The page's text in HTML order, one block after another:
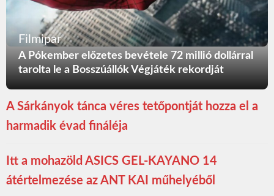
Filmipar
A Pókember előzetes bevétele 72 millió dollárral
tarolta le a Bosszúállók Végjáték rekordját
A Sárkányok tánca véres tetőpontját hozza el a
harmadik évad fináléja
Itt a mohazöld ASICS GEL-KAYANO 14
átértelmezése az ANT KAI műhelyéből